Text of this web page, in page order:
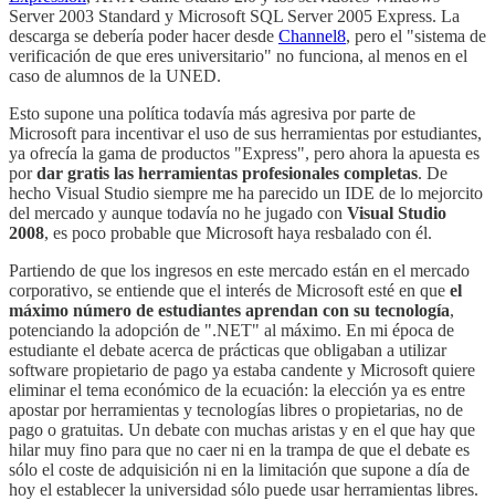
Server 2003 Standard y Microsoft SQL Server 2005 Express. La
descarga se debería poder hacer desde Channel8, pero el "sistema de
verificación de que eres universitario" no funciona, al menos en el
caso de alumnos de la UNED.
Esto supone una política todavía más agresiva por parte de
Microsoft para incentivar el uso de sus herramientas por estudiantes,
ya ofrecía la gama de productos "Express", pero ahora la apuesta es
pordar gratis las herramientas profesionales completas. De
hecho Visual Studio siempre me ha parecido un IDE de lo mejorcito
del mercado y aunque todavía no he jugado con Visual Studio
2008, es poco probable que Microsoft haya resbalado con él.
Partiendo de que los ingresos en este mercado están en el mercado
corporativo, se entiende que el interés de Microsoft esté en que el
máximo número de estudiantes aprendan con su tecnología,
potenciando la adopción de ".NET" al máximo. En mi época de
estudiante el debate acerca de prácticas que obligaban a utilizar
software propietario de pago ya estaba candente y Microsoft quiere
eliminar el tema económico de la ecuación: la elección ya es entre
apostar por herramientas y tecnologías libres o propietarias, no de
pago o gratuitas. Un debate con muchas aristas y en el que hay que
hilar muy fino para que no caer ni en la trampa de que el debate es
sólo el coste de adquisición ni en la limitación que supone a día de
hoy el establecer la universidad sólo puede usar herramientas libres.